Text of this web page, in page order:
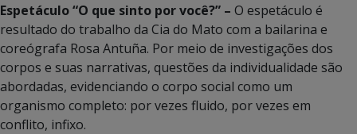
Espetáculo “O que sinto por você?” – O espetáculo é
resultado do trabalho da Cia do Mato com a bailarina e
coreógrafa Rosa Antuña. Por meio de investigações dos
corpos e suas narrativas, questões da individualidade são
abordadas, evidenciando o corpo social como um
organismo completo: por vezes fluido, por vezes em
conflito, infixo.